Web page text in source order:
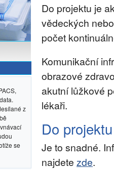
z
se
Do projektu je
vědeckých
počet
Komunikační
obrazové
akutní lůžkové
lékaři.
Do
Je to snadné.
najdete zde.